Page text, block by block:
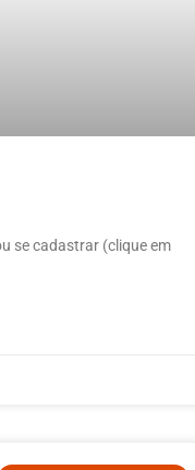
se cadastrar (clique em